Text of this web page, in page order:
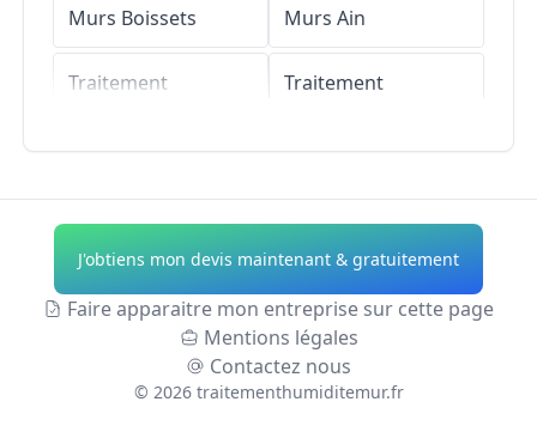
Murs Boissets
Traitement
Traitement
d'Humidité des
MursRichebourg
d'Humidité des
Murs Ain
Traitement
Traitement
d'Humidité des
Murs Allier
Traitement
d'Humidité des
MursAlpes-de-
J'obtiens mon devis maintenant & gratuitement
Faire apparaitre mon entreprise sur cette page
Mentions légales
Contactez nous
© 2026 traitementhumiditemur.fr